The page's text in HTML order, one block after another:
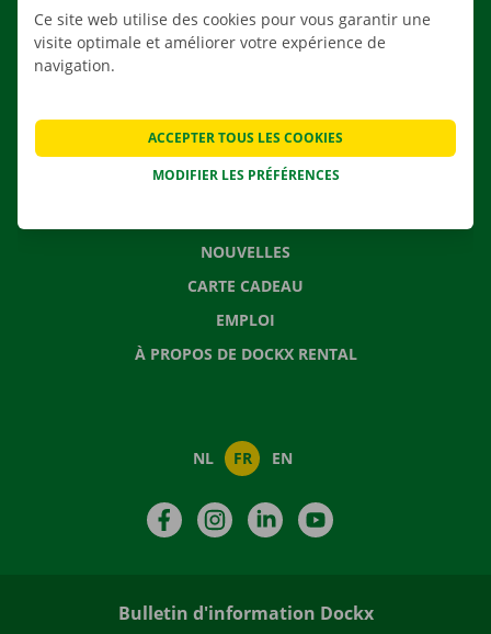
AGENCES
APPLI
CONTACTEZ NOUS
NOUVELLES
CARTE CADEAU
EMPLOI
À PROPOS DE DOCKX RENTAL
NL FR EN
FacebookInstagramLinkedIn
Bulletin d'information Dockx
Ce site web utilise des cookies pour vous garantir une
visite optimale et améliorer votre expérience de
navigation.
MODIFIER LES PRÉFÉRENCES
ACCEPTER TOUS LES COOKIES